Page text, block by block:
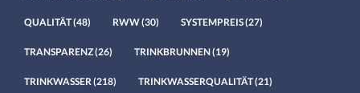
QUALITÄT(48) RWW(30) SYSTEMPREIS(27)
TRANSPARENZ(26) TRINKBRUNNEN(19)
TRINKWASSER (218) TRINKWASSERQUALITÄT(21)